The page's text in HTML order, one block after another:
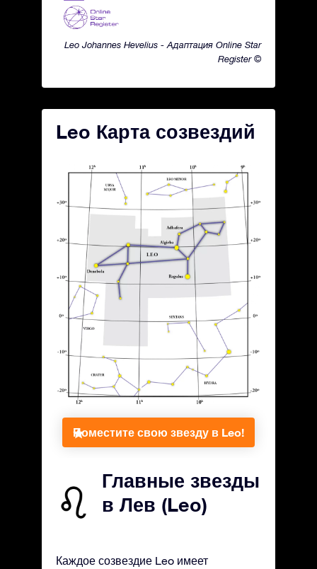
Leo Johannes Hevelius - Адаптация Online Star
Register ©
Leo Карта созвездий
Поместите свою звезду в Leo!
Главные звезды
в Лев (Leo)
Каждое созвездие Leo имеет